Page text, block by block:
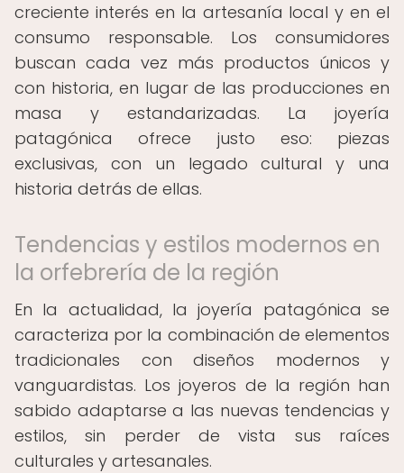
creciente interés en la artesanía local y en el
consumo responsable. Los consumidores
buscan cada vez más productos únicos y
con historia, en lugar de las producciones en
masa y estandarizadas. La joyería
patagónica ofrece justo eso: piezas
exclusivas, con un legado cultural y una
historia detrás de ellas.
Tendencias y estilos modernos en
la orfebrería de la región
En la actualidad, la joyería patagónica se
caracteriza por la combinación de elementos
tradicionales con diseños modernos y
vanguardistas. Los joyeros de la región han
sabido adaptarse a las nuevas tendencias y
estilos, sin perder de vista sus raíces
culturales y artesanales.